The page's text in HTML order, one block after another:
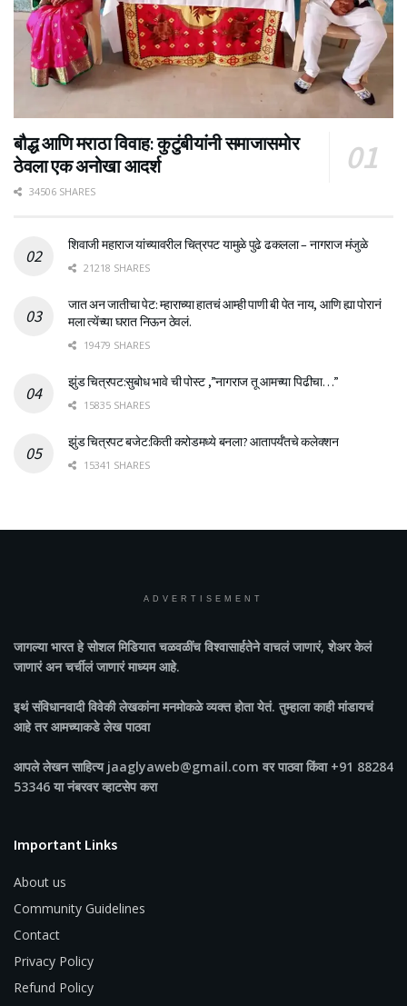
बौद्ध आणि मराठा विवाह: कुटुंबीयांनी समाजासमोर
ठेवला एक अनोखा आदर्श
34506 SHARES
शिवाजी महाराज यांच्यावरील चित्रपट यामुळे पुढे ढकलला – नागराज मंजुळे
21218 SHARES
जात अन जातीचा पेट: म्हाराच्या हातचं आम्ही पाणी बी पेत नाय, आणि ह्या पोरानं
मला त्येंच्या घरात निऊन ठेवलं.
19479 SHARES
झुंड चित्रपट:सुबोध भावे ची पोस्ट ,”नागराज तू आमच्या पिढीचा…”
15835 SHARES
झुंड चित्रपट बजेट:किती करोडमध्ये बनला? आतापर्यँतचे कलेक्शन
15341 SHARES
ADVERTISEMENT
जागल्या भारतहे सोशल मिडियात चळवळींच विश्वासार्हतेने वाचलं जाणारं, शेअर केलं
जाणारं अन चर्चीलं जाणारं माध्यम आहे.
इथं संविधानवादी विवेकी लेखकांना मनमोकळे व्यक्त होता येतं. तुम्हाला काही मांडायचं
आहे तर आमच्याकडे लेख पाठवा
आपले लेखन साहित्य jaaglyaweb@gmail.com वर पाठवा किंवा +91 88284
53346 या नंबरवर व्हाटसेप करा
Important Links
About us
Community Guidelines
Contact
Privacy Policy
Refund Policy